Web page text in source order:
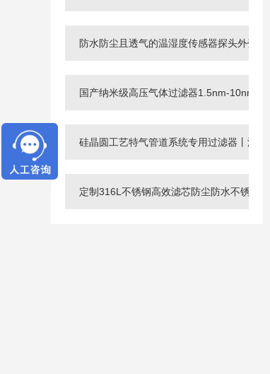
防水防尘且透气的温湿度传感器探头外壳_
国产纳米级高压气体过滤器1.5nm-10nm定
硅晶圆工艺特气管道系统专用过滤器丨洁净
定制316L不锈钢高效滤芯防尘防水不锈钢过